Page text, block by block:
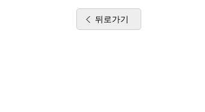
뒤로가기